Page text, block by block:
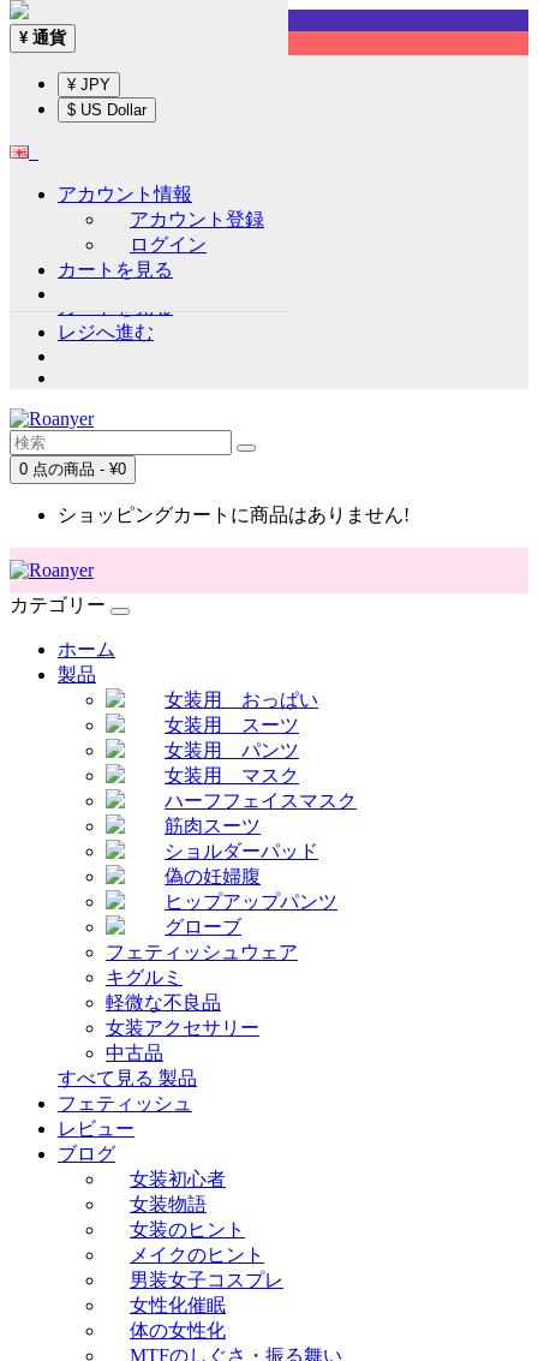
Sign up!
通貨
アカウント情報
アカウント登録
ログイン
ウイッシュリスト (0)
レジへ進む
0 点の商品 - ¥0
ショッピングカートに商品はありません!
¥ 通貨
¥ JPY
$ US Dollar
アカウント情報
アカウント登録
ログイン
カートを見る
カテゴリー
ホーム
製品
女装用 おっぱい
女装用 スーツ
女装用 パンツ
女装用 マスク
ハーフフェイスマスク
筋肉スーツ
ショルダーパッド
偽の妊婦腹
ヒップアップパンツ
グローブ
フェティッシュウェア
キグルミ
軽微な不良品
女装アクセサリー
中古品
すべて見る 製品
フェティッシュ
レビュー
ブログ
女装初心者
女装物語
女装のヒント
メイクのヒント
男装女子コスプレ
女性化催眠
体の女性化
MTFのしぐさ・振る舞い